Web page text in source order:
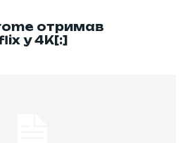
отримав
у 4K[:]